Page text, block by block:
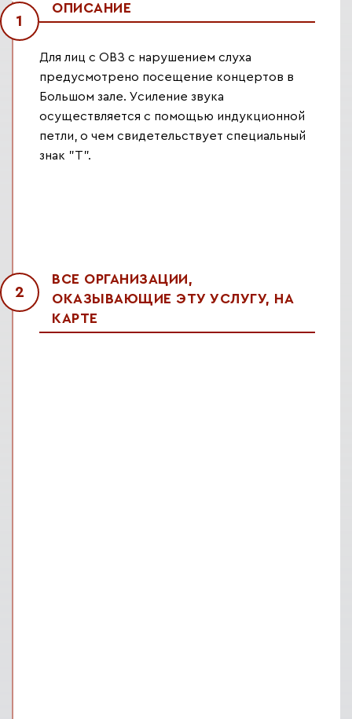
1
ОПИСАНИЕ
Для лиц с ОВЗ с нарушением слуха
предусмотрено посещение концертов в
Большом зале. Усиление звука
осуществляется с помощью индукционной
петли, о чем свидетельствует специальный
знак "Т".
2
ВСЕ ОРГАНИЗАЦИИ,
ОКАЗЫВАЮЩИЕ ЭТУ УСЛУГУ, НА
КАРТЕ